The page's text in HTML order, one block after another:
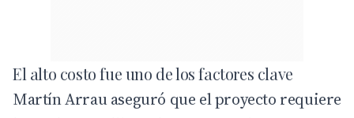
El alto costo fue uno de los factores clave
Martín Arrau aseguró que el proyecto requiere